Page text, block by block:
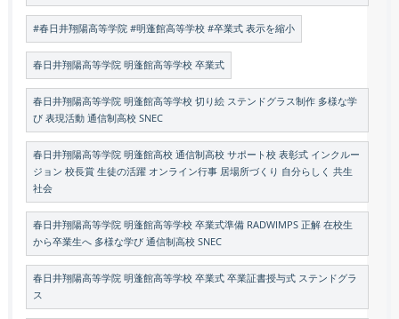
#春日井翔陽高等学院 #明蓬館高等学校 #卒業式 表示を縮小
春日井翔陽高等学院 明蓬館高等学校 卒業式
春日井翔陽高等学院 明蓬館高等学校 切り絵 ステンドグラス制作 多様な学
び 表現活動 通信制高校 SNEC
春日井翔陽高等学院 明蓬館高校 通信制高校 サポート校 表彰式 インクルー
ジョン 校長賞 生徒の活躍 オンライン行事 居場所づくり 自分らしく 共生
社会
春日井翔陽高等学院 明蓬館高等学校 卒業式準備 RADWIMPS 正解 在校生
から卒業生へ 多様な学び 通信制高校 SNEC
春日井翔陽高等学院 明蓬館高等学校 卒業式 卒業証書授与式 ステンドグラ
ス